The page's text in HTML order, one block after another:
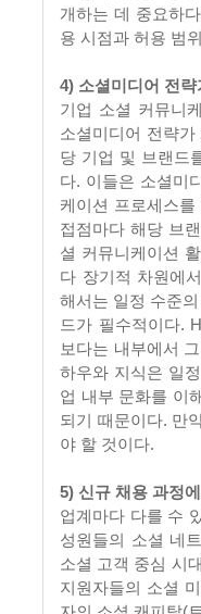
개하는 데 중요하
용 시점과 허용 범
4) 소셜미디어 전략
기업 소셜 커뮤니
소셜미디어 전략
당 기업 및 브랜드
다. 이들은 소셜미
케이션 프로세스
접점마다 해당 브
셜 커뮤니케이션
다 장기적 차원에
해서는 일정 수준
드가 필수적이다.
보다는 내부에서
하우와 지식은 일
업 내부 문화를 이
되기 때문이다. 만
야 할 것이다.
5) 신규 채용 과정
업계마다 다를 수
성원들의 소셜 네
소셜 고객 중심 시
지원자들의 소셜